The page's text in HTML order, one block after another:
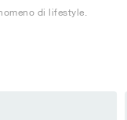
di lifestyle.